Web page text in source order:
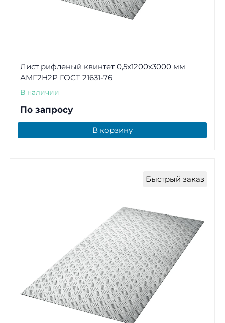
Лист рифленый квинтет 0,5х1200х3000 мм
АМГ2Н2Р ГОСТ 21631-76
В наличии
По запросу
В корзину
Быстрый заказ